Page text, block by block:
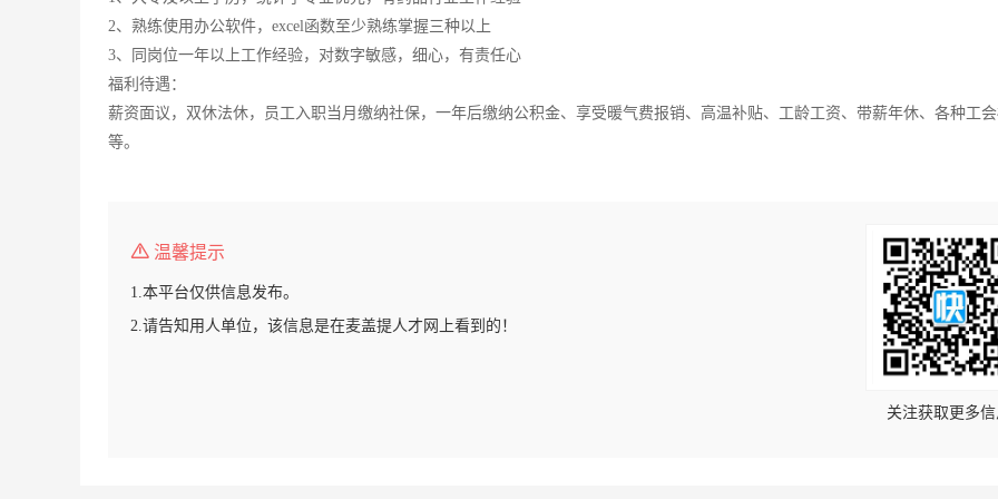
2、熟练使用办公软件，excel函数至少熟练掌握三种以上
3、同岗位一年以上工作经验，对数字敏感，细心，有责任心
福利待遇：
薪资面议，双休法休，员工入职当月缴纳社保，一年后缴纳公积金、享受暖气费报销、高温补贴、工龄工资、带薪年休、各种工
等。
温馨提示
1.本平台仅供信息发布。
2.请告知用人单位，该信息是在麦盖提人才网上看到的！
关注获取更多